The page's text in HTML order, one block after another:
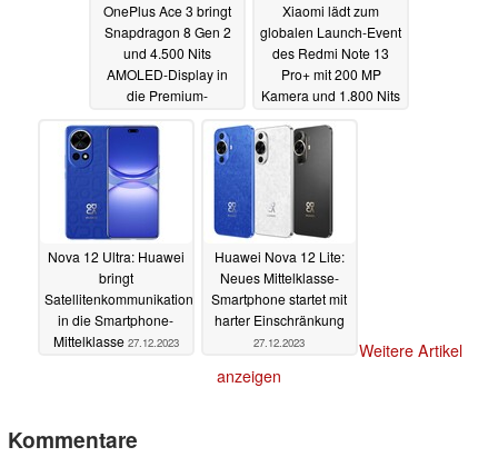
OnePlus Ace 3 bringt
Snapdragon 8 Gen 2
und 4.500 Nits
AMOLED-Display in
die Premium-
Xiaomi lädt zum
globalen Launch-Event
des Redmi Note 13
Pro+ mit 200 MP
Kamera und 1.800 Nits
Nova 12 Ultra: Huawei
bringt
Satellitenkommunikation
in die Smartphone-
Mittelklasse 27.12.2023
Huawei Nova 12 Lite:
Neues Mittelklasse-
Smartphone startet mit
harter Einschränkung
27.12.2023
Weitere Artikel
anzeigen
Kommentare